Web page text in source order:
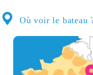
Où voir le bateau